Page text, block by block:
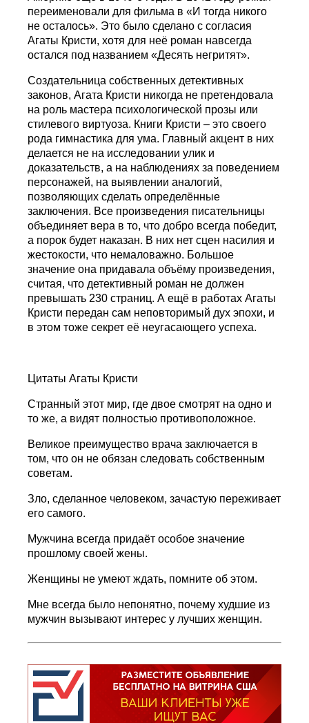
переименовали для фильма в «И тогда никого
не осталось». Это было сделано с согласия
Агаты Кристи, хотя для неё роман навсегда
остался под названием «Десять негритят».
Создательница собственных детективных
законов, Агата Кристи никогда не претендовала
на роль мастера психологической прозы или
стилевого виртуоза. Книги Кристи – это своего
рода гимнастика для ума. Главный акцент в них
делается не на исследовании улик и
доказательств, а на наблюдениях за поведением
персонажей, на выявлении аналогий,
позволяющих сделать определённые
заключения. Все произведения писательницы
объединяет вера в то, что добро всегда победит,
а порок будет наказан. В них нет сцен насилия и
жестокости, что немаловажно. Большое
значение она придавала объёму произведения,
считая, что детективный роман не должен
превышать 230 страниц. А ещё в работах Агаты
Кристи передан сам неповторимый дух эпохи, и
в этом тоже секрет её неугасающего успеха.
Цитаты Агаты Кристи
Странный этот мир, где двое смотрят на одно и
то же, а видят полностью противоположное.
Великое преимущество врача заключается в
том, что он не обязан следовать собственным
советам.
Зло, сделанное человеком, зачастую переживает
его самого.
Мужчина всегда придаёт особое значение
прошлому своей жены.
Женщины не умеют ждать, помните об этом.
Мне всегда было непонятно, почему худшие из
мужчин вызывают интерес у лучших женщин.